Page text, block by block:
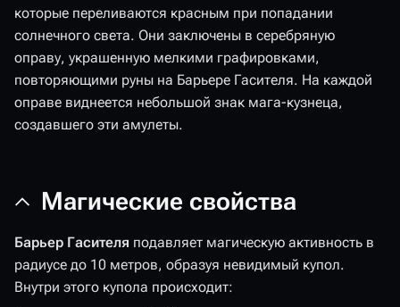
которые переливаются красным при попадании
солнечного света. Они заключены в серебряную
оправу, украшенную мелкими графировками,
повторяющими руны на Барьере Гасителя. На каждой
оправе виднеется небольшой знак мага-кузнеца,
создавшего эти амулеты.
Магические свойства
Барьер Гасителя подавляет магическую активность в
радиусе до 10 метров, образуя невидимый купол.
Внутри этого купола происходит: